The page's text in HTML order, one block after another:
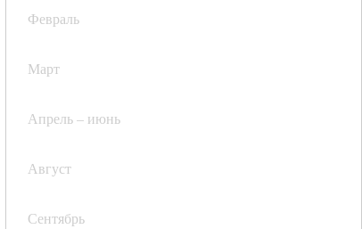
Февраль
Март
Апрель – июнь
Август
Сентябрь